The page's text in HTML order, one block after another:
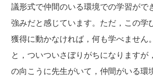
議形式で仲間のいる環境での学習がで
強みだと感じています。ただ，この学
獲得に動かなければ，何も学べません
と，ついついさぼりがちになりますが
の向こうに先生がいて，仲間がいる環